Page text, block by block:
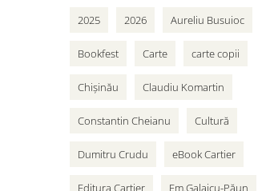
2025 2026 Aureliu Busuioc
Bookfest Carte carte copii
Chișinău Claudiu Komartin
Constantin Cheianu Cultură
Dumitru Crudu eBook Cartier
Editura Cartier Em.Galaicu-Păun